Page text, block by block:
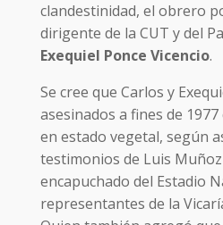
clandestinidad, el obrero
dirigente de la CUT y del
Exequiel Ponce Vicencio.
Se cree que Carlos y
asesinados a fines de
en estado vegetal, según
testimonios de Luis
encapuchado del Estadio
representantes de la